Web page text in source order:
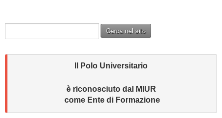
e
c
Cerca nel sito
Il Polo Universitario
è riconosciuto dal MIUR
come Ente di Formazione